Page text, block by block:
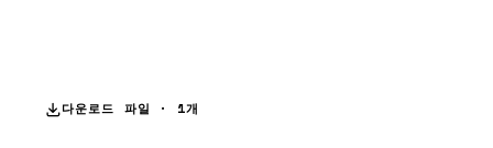
다운로드 파일 · 1개